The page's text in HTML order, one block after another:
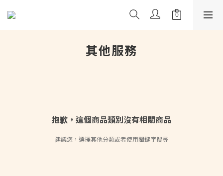
其他服務
抱歉，這個商品類別沒有相關商品
建議您，選擇其他分類或者使用關鍵字搜尋